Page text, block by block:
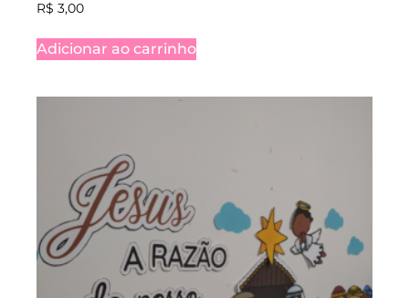
R$ 3,00
Adicionar ao carrinho